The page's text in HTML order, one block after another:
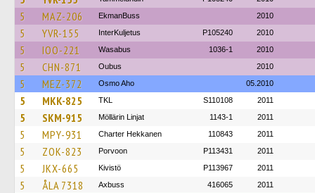
5 MAZ-206 EkmanBuss 2010
5 YVR-155 InterKuljetus P105240 2010
5 IOO-221 Wasabus 1036-1 2010
5 CHN-871 Oubus 2010
5 MEZ-372 Osmo Aho 05.2010
5 MKK-825 TKL S110108 2011
5 SKM-915 Möllärin Linjat 1143-1 2011
5 MPY-931 Charter Hekkanen 110843 2011
5 ZOK-823 Porvoon P113431 2011
5 JKX-665 Kivistö P113967 2011
5 ÅLA 7318 Axbuss 416065 2011